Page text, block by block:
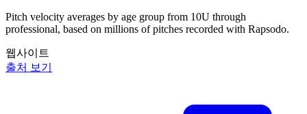
Pitch velocity averages by age group from 10U through
professional, based on millions of pitches recorded with Rapsodo.
웹사이트
출처 보기